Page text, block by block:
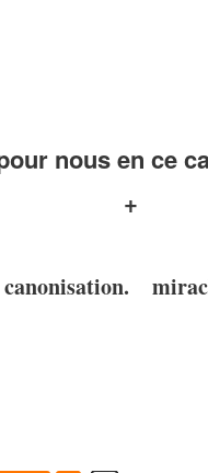
nous en ce
+